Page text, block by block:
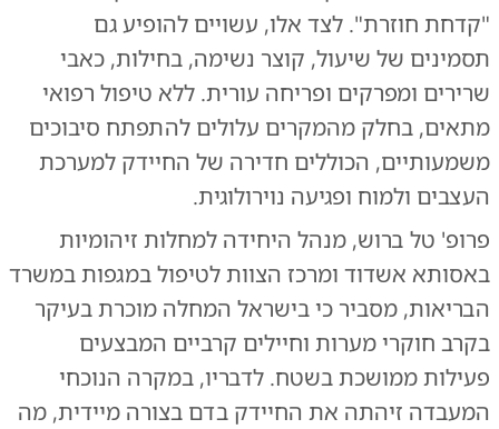
"קדחת חוזרת". לצד אלו, עשויים להופיע גם
תסמינים של שיעול, קוצר נשימה, בחילות, כאבי
שרירים ומפרקים ופריחה עורית. ללא טיפול רפואי
מתאים, בחלק מהמקרים עלולים להתפתח סיבוכים
משמעותיים, הכוללים חדירה של החיידק למערכת
העצבים ולמוח ופגיעה נוירולוגית.
פרופ' טל ברוש, מנהל היחידה למחלות זיהומיות
באסותא אשדוד ומרכז הצוות לטיפול במגפות במשרד
הבריאות, מסביר כי בישראל המחלה מוכרת בעיקר
בקרב חוקרי מערות וחיילים קרביים המבצעים
פעילות ממושכת בשטח. לדבריו, במקרה הנוכחי
המעבדה זיהתה את החיידק בדם בצורה מיידית, מה